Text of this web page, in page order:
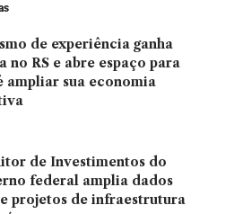
de experiência ganha
no RS e abre espaço para
ampliar sua economia
de Investimentos do
federal amplia dados
projetos de infraestrutura